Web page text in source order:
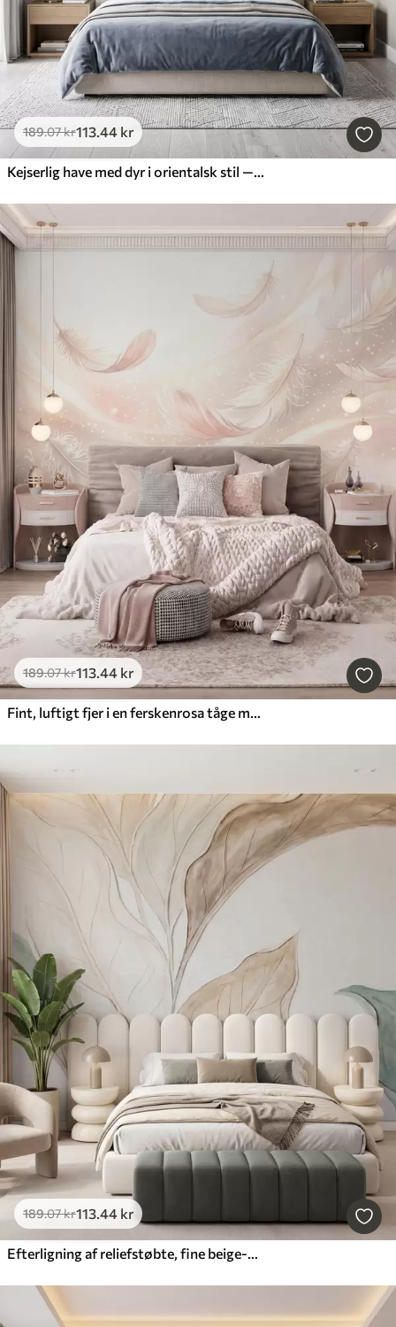
189.07kr113.44 kr
Kejserlig have med dyr i orientalsk stil — abe, leopard, tiger, påfugl og hejre
189.07kr113.44 kr
Fint, luftigt fjer i en ferskenrosa tåge med glans
189.07kr113.44 kr
Efterligning af reliefstøbte, fine beige-grønne blade